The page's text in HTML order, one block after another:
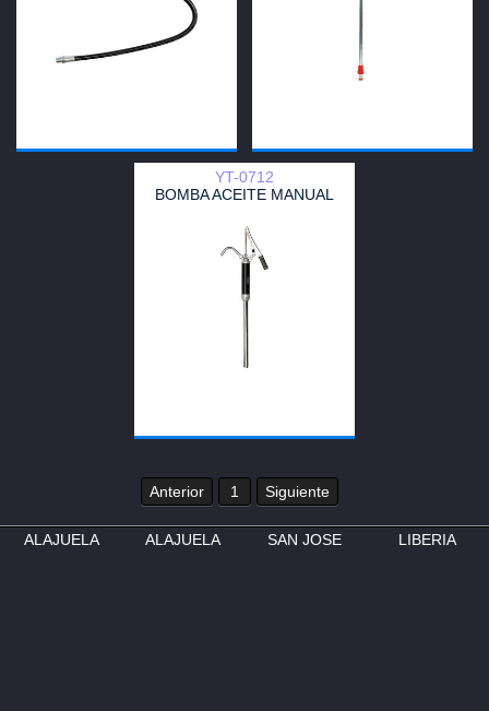
YT-0712
BOMBA ACEITE MANUAL
Anterior 1 Siguiente
ALAJUELA ALAJUELA SAN JOSE LIBERIA